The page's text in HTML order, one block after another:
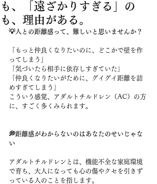
も、「遠ざかりすぎる」の
も、理由がある。
💡人との距離感って、難しいと思いませんか？
「もっと仲良くなりたいのに、どこかで壁を作
ってしまう」
「気づいたら相手に依存しすぎていた」
「仲良くなりたいがために、グイグイ距離を詰
めすぎてしまう」
こういう感覚、アダルトチルドレン（AC）の方
に、すごく多くみられます。
💭距離感がわからないのはあなたのせいじゃな
い
アダルトチルドレンとは、機能不全な家庭環境
で育ち、大人になっても心の傷やクセを引きず
っている人のことを指します。